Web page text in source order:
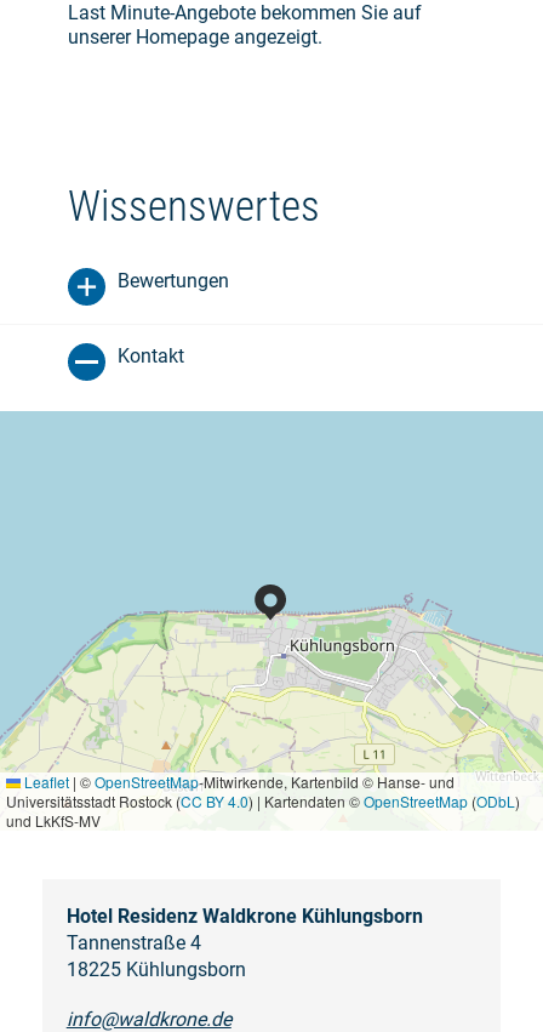
Last Minute-Angebote bekommen Sie auf
unserer Homepage angezeigt.
Wissenswertes
Bewertungen
Kontakt
Leaflet | ©OpenStreetMap-Mitwirkende, Kartenbild © Hanse- und
Universitätsstadt Rostock (CC BY 4.0) | Kartendaten ©OpenStreetMap (ODbL )
und LkKfS-MV
Hotel Residenz Waldkrone Kühlungsborn
Tannenstraße 4
18225 Kühlungsborn
info@waldkrone.de